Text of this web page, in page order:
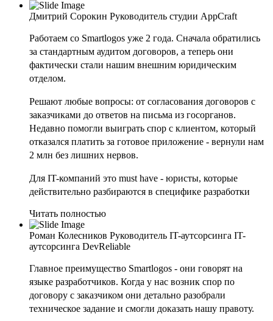
Дмитрий Сорокин Руководитель студии AppCraft
Работаем со Smartlogos уже 2 года. Сначала обратились
за стандартным аудитом договоров, а теперь они
фактически стали нашим внешним юридическим
отделом.
Решают любые вопросы: от согласования договоров с
заказчиками до ответов на письма из госорганов.
Недавно помогли выиграть спор с клиентом, который
отказался платить за готовое приложение - вернули нам
2 млн без лишних нервов.
Для IT-компаний это must have - юристы, которые
действительно разбираются в специфике разработки
Читать полностью
Роман Колесников Руководитель IT-аутсорсинга IT-
аутсорсинга DevReliable
Главное преимущество Smartlogos - они говорят на
языке разработчиков. Когда у нас возник спор по
договору с заказчиком они детально разобрали
техническое задание и смогли доказать нашу правоту.